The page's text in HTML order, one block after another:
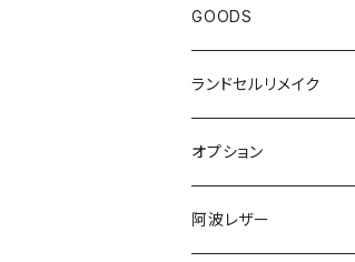
GOODS
ランドセルリメイク
オプション
阿波レザー